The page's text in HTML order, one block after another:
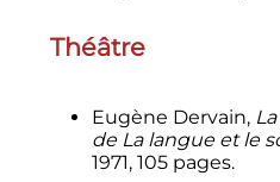
Théâtre
Eugène Dervain,
de La langue et le
1971, 105 pages.